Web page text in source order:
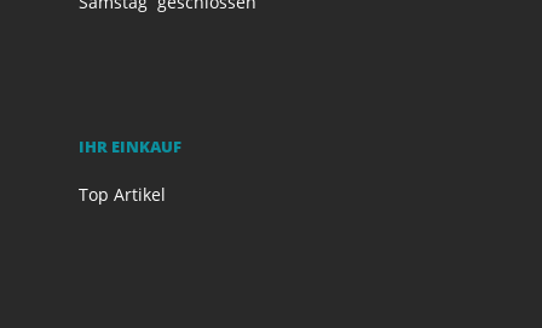
IHR EINKAUF
Top Artikel